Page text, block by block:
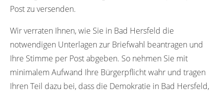
Post zu versenden.
Wir verraten Ihnen, wie Sie in Bad Hersfeld die
notwendigen Unterlagen zur Briefwahl beantragen und
Ihre Stimme per Post abgeben. So nehmen Sie mit
minimalem Aufwand Ihre Bürgerpflicht wahr und tragen
Ihren Teil dazu bei, dass die Demokratie in Bad Hersfeld,